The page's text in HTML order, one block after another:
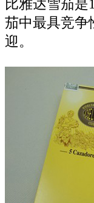
比雅达雪茄是
茄中最具竞争
迎。